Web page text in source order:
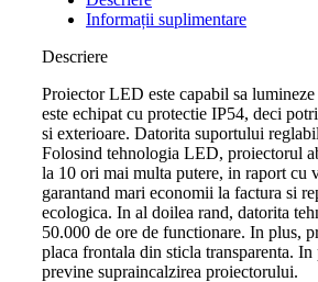
Informații suplimentare
Descriere
Proiector LED este capabil sa
este echipat cu protectie IP54, deci
si exterioare. Datorita suportului
Folosind tehnologia LED, proiectorul
la 10 ori mai multa putere, in raport cu
garantand mari economii la factura si
ecologica. In al doilea rand, datorita
50.000 de ore de functionare. In plus,
placa frontala din sticla transparenta.
previne supraincalzirea proiectorului.